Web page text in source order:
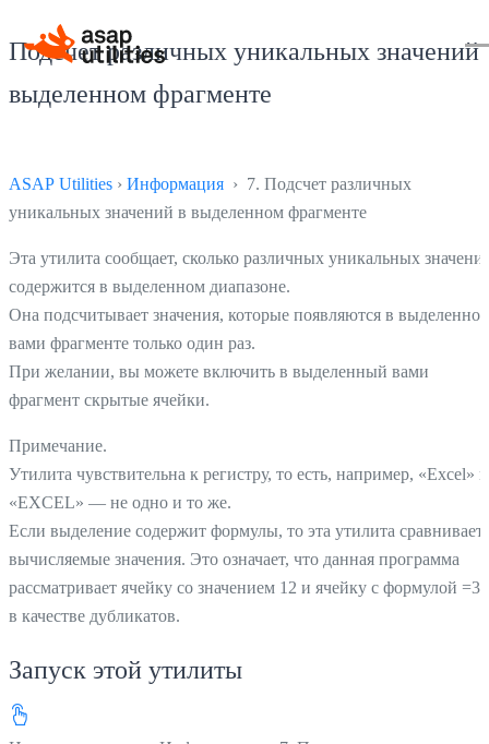
Подсчет различных уникальных значений
выделенном фрагменте
ASAP Utilities › Информация › 7. Подсчет различных
уникальных значений в выделенном фрагменте
Эта утилита сообщает, сколько различных уникальных
содержится в выделенном диапазоне.
Она подсчитывает значения, которые появляются в
вами фрагменте только один раз.
При желании, вы можете включить в выделенный вами
фрагмент скрытые ячейки.
Примечание.
Утилита чувствительна к регистру, то есть, например, «Excel» и
«EXCEL» — не одно и то же.
Если выделение содержит формулы, то эта утилита сравнивает
вычисляемые значения. Это означает, что данная программа
рассматривает ячейку со значением 12 и ячейку с формулой
в качестве дубликатов.
Запуск этой утилиты